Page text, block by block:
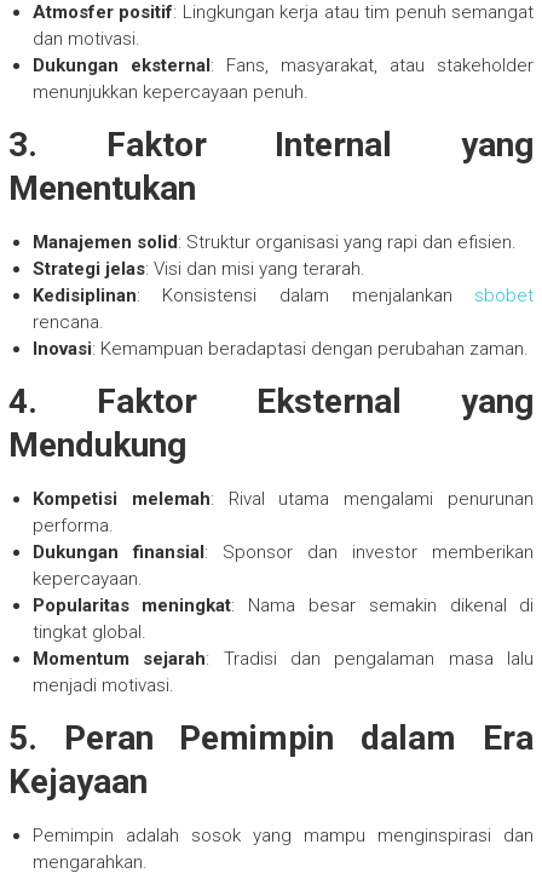
Atmosfer positif: Lingkungan kerja atau tim penuh semangat
dan motivasi.
Dukungan eksternal : Fans, masyarakat, atau stakeholder
menunjukkan kepercayaan penuh.
3. Faktor Internal yang
Menentukan
Manajemen solid: Struktur organisasi yang rapi dan efisien.
Strategi jelas: Visi dan misi yang terarah.
Kedisiplinan: Konsistensi dalam menjalankan sbobet
rencana.
Inovasi: Kemampuan beradaptasi dengan perubahan zaman.
4. Faktor Eksternal yang
Mendukung
Kompetisi melemah: Rival utama mengalami penurunan
performa.
Dukungan finansial : Sponsor dan investor memberikan
kepercayaan.
Popularitas meningkat: Nama besar semakin dikenal di
tingkat global.
Momentum sejarah: Tradisi dan pengalaman masa lalu
menjadi motivasi.
5. Peran Pemimpin dalam Era
Kejayaan
Pemimpin adalah sosok yang mampu menginspirasi dan
mengarahkan.